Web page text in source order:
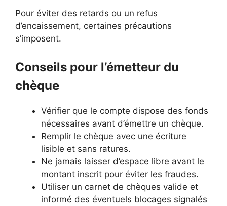
Pour éviter des retards ou un refus
d’encaissement, certaines précautions
s’imposent.
Conseils pour l’émetteur du
chèque
Vérifier que le compte dispose des fonds
nécessaires avant d’émettre un chèque.
Remplir le chèque avec une écriture
lisible et sans ratures.
Ne jamais laisser d’espace libre avant le
montant inscrit pour éviter les fraudes.
Utiliser un carnet de chèques valide et
informé des éventuels blocages signalés